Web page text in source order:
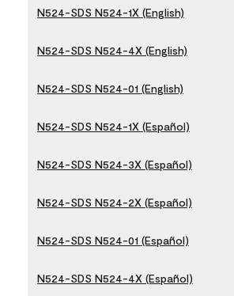
N524-SDS N524-1X (English)
N524-SDS N524-4X (English)
N524-SDS N524-01 (English)
N524-SDS N524-1X (Español)
N524-SDS N524-3X (Español)
N524-SDS N524-2X (Español)
N524-SDS N524-01 (Español)
N524-SDS N524-4X (Español)